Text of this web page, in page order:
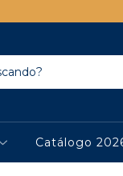
Catálogo